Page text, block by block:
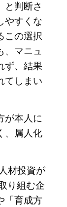
と判断さ
やすくな
この選択
、マニュ
ず、結果
てしまい
が本人に
、属人化
材投資が
り組む企
「育成方